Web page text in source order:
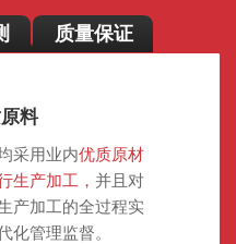
质量保证
料
采用业内优质原材
生产加工，并且对
产加工的全过程实
化管理监督。